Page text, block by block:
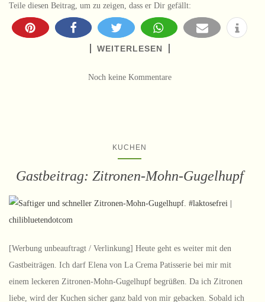
Teile diesen Beitrag, um zu zeigen, dass er Dir gefällt:
WEITERLESEN
Noch keine Kommentare
KUCHEN
Gastbeitrag: Zitronen-Mohn-Gugelhupf
[Werbung unbeauftragt / Verlinkung] Heute geht es weiter mit den
Gastbeiträgen. Ich darf Elena von La Crema Patisserie bei mir mit
einem leckeren Zitronen-Mohn-Gugelhupf begrüßen. Da ich Zitronen
liebe, wird der Kuchen sicher ganz bald von mir gebacken. Sobald ich